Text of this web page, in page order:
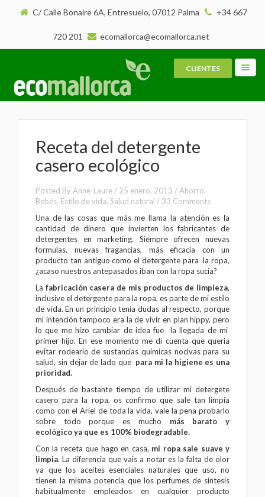
C/ Calle Bonaire 6A, Entresuelo, 07012 Palma +34 667
720 201 ecomallorca@ecomallorca.net
CLIENTES
Receta del detergente
casero ecológico
Posted By Anne-Laure/ 25 enero, 2013 /Ahorro,
Bebés, Estilo de vida, Salud natural / 33 Comments
Una de las cosas que más me llama la atención es la
cantidad de dinero que invierten los fabricantes de
detergentes en marketing. Siempre ofrecen nuevas
formulas, nuevas fragancias, más eficacia con un
producto tan antiguo como el detergente para la ropa,
¿acaso nuestros antepasados iban con la ropa sucia?
La fabricación casera de mis productos de limpieza,
inclusive el detergente para la ropa, es parte demi estilo
de vida. En un principio tenía dudas al respecto, porque
mi intención tampoco era la de vivir en plan hippy, pero
lo que me hizo cambiar de idea fue la llegada de mi
primer hijo. En ese momento me di cuenta que queria
evitar rodearlo de sustancias químicas nocivas para su
salud, sin dejar de lado que para mi la higiene es una
prioridad.
Después de bastante tiempo de utilizar mi detergete
casero para la ropa, os confirmo que sale tan limpia
como con el Ariel de toda la vida, vale la pena probarlo
sobre todo porque es mucho más barato y
ecológico ya que es 100% biodegradable.
Con la receta que hago en casa, mi ropa sale suave y
limpia. La diferencia que vais a notar es la falta de olor
ya que los aceites esenciales naturales que uso, no
tienen la misma potencia que los perfumes de síntesis
habitualmente empleados en cualquier producto